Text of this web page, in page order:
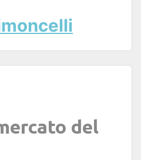
del